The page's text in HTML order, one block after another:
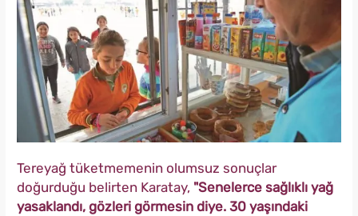
Tereyağ tüketmemenin olumsuz sonuçlar
doğurduğu belirten Karatay, "Senelerce sağlıklı yağ
yasaklandı, gözleri görmesin diye. 30 yaşındaki